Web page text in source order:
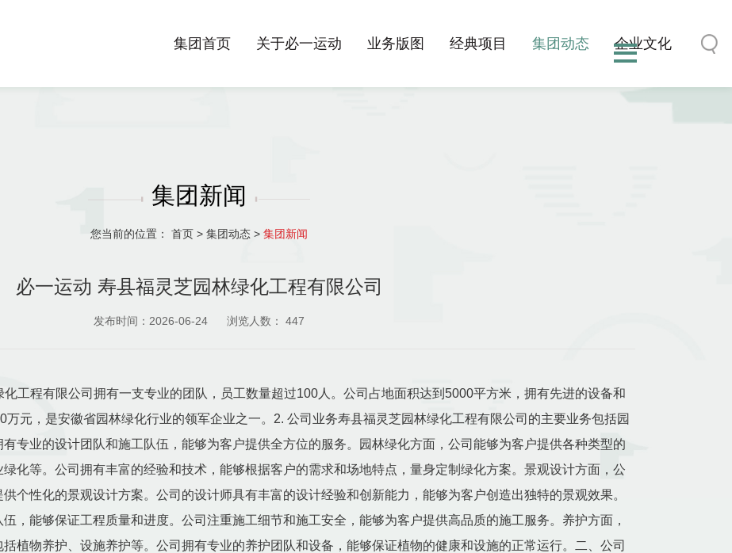
集团首页 关于必一运动 业务版图 经典项目 集团动态 企业文化
集团新闻
您当前的位置： 首页 > 集团动态 > 集团新闻
必一运动 寿县福灵芝园林绿化工程有限公司
发布时间：2026-06-24 浏览人数： 447
工程有限公司拥有一支专业的团队，员工数量超过100人。公司占地面积达到5000平方米，拥有先进的设备和
元，是安徽省园林绿化行业的领军企业之一。2. 公司业务寿县福灵芝园林绿化工程有限公司的主要业务包括园
专业的设计团队和施工队伍，能够为客户提供全方位的服务。园林绿化方面，公司能够为客户提供各种类型的
化等。公司拥有丰富的经验和技术，能够根据客户的需求和场地特点，量身定制绿化方案。景观设计方面，公
个性化的景观设计方案。公司的设计师具有丰富的设计经验和创新能力，能够为客户创造出独特的景观效果。
，能够保证工程质量和进度。公司注重施工细节和施工安全，能够为客户提供高品质的施工服务。养护方面，
植物养护、设施养护等。公司拥有专业的养护团队和设备，能够保证植物的健康和设施的正常运行。二、公司